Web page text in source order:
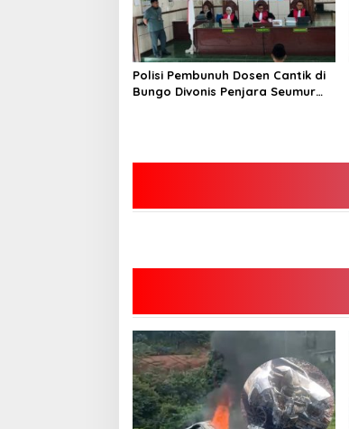
Polisi Pembunuh Dosen Cantik di
Bungo Divonis Penjara Seumur